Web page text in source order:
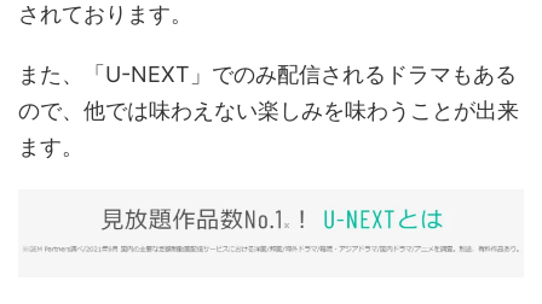
されております。
また、「U-NEXT」でのみ配信されるドラマもある
ので、他では味わえない楽しみを味わうことが出来
ます。